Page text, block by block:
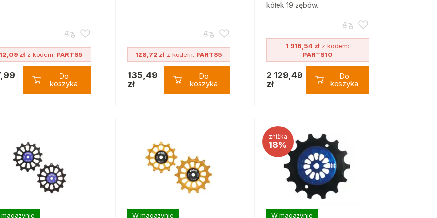
złz kodem: PARTS5
Do
koszyka
128,72 złz kodem: PARTS5
135,49
zł
Do
koszyka
kółek 19 zębów.
1 916,54 zł z kodem:
PARTS10
2 129,49
zł
Do
koszyka
magazynie W magazynie
zniżka
18%
W magazynie